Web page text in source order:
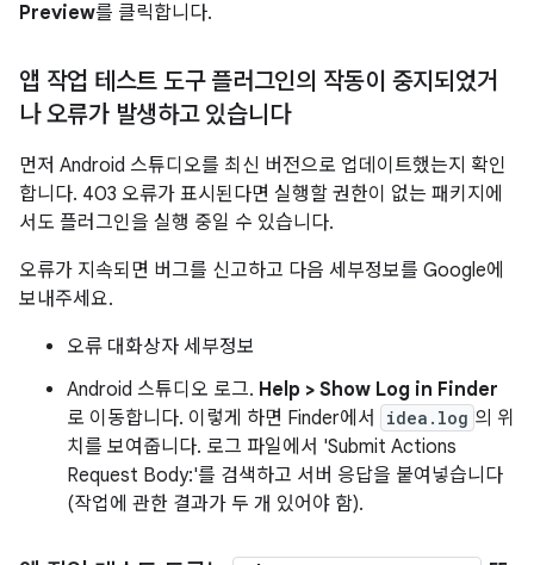
Preview를 클릭합니다.
앱 작업 테스트 도구 플러그인의 작동이 중지되었거
나 오류가 발생하고 있습니다
먼저 Android 스튜디오를 최신 버전으로 업데이트했는지 확인
합니다. 403 오류가 표시된다면 실행할 권한이 없는 패키지에
서도 플러그인을 실행 중일 수 있습니다.
오류가 지속되면 버그를 신고하고 다음 세부정보를 Google에
보내주세요.
오류 대화상자 세부정보
Android 스튜디오 로그. Help > Show Log in Finder
로 이동합니다. 이렇게 하면 Finder에서
idea.log 의 위
치를 보여줍니다. 로그 파일에서 'Submit Actions
Request Body:'를 검색하고 서버 응답을 붙여넣습니다
(작업에 관한 결과가 두 개 있어야 함).